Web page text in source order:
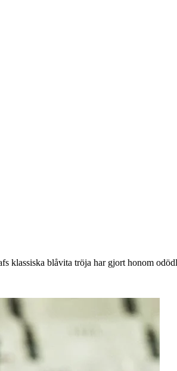
blåvita tröja har gjort honom